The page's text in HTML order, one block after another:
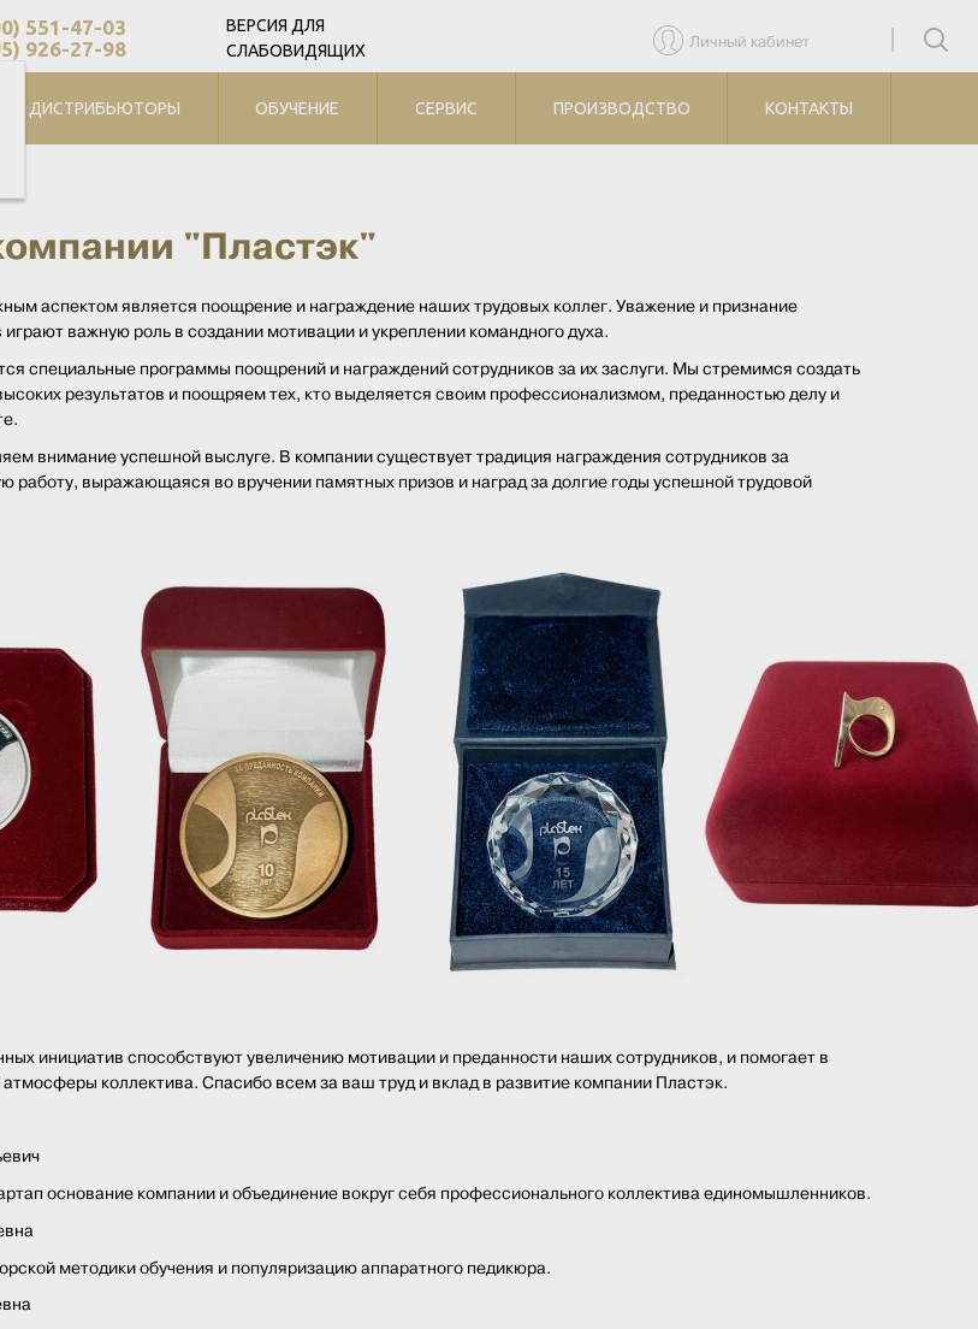
551-47-03
926-27-98
ВЕРСИЯ ДЛЯ
СЛАБОВИДЯЩИХ
Личный кабинет
ДИСТРИБЬЮТОРЫ ОБУЧЕНИЕ СЕРВИС ПРОИЗВОДСТВО КОНТАКТЫ
"Пластэк"
аспектом является поощрение и награждение наших трудовых коллег. Уважение и признание
важную роль в создании мотивации и укреплении командного духа.
специальные программы поощрений и награждений сотрудников за их заслуги. Мы стремимся создать
результатов и поощряем тех, кто выделяется своим профессионализмом, преданностью делу и
внимание успешной выслуге. В компании существует традиция награждения сотрудников за
работу, выражающаяся во вручении памятных призов и наград за долгие годы успешной трудовой
инициатив способствуют увеличению мотивации и преданности наших сотрудников, и помогает в
коллектива. Спасибо всем за ваш труд и вклад в развитие компании Пластэк.
основание компании и объединение вокруг себя профессионального коллектива единомышленников.
методики обучения и популяризацию аппаратного педикюра.